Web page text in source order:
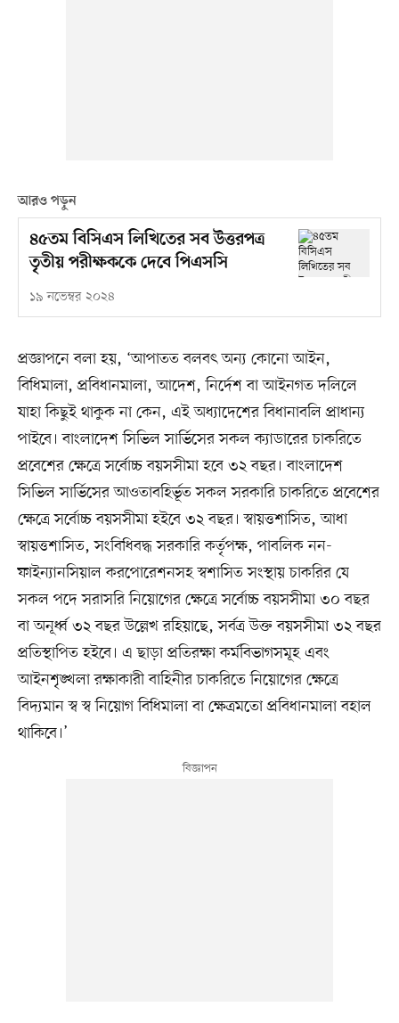
আরও পড়ুন
৪৫তম বিসিএস লিখিতের সব উত্তরপত্র
তৃতীয় পরীক্ষককে দেবে পিএসসি
১৯ নভেম্বর ২০২৪
প্রজ্ঞাপনে বলা হয়, ‘আপাতত বলবৎ অন্য কোনো আইন,
বিধিমালা, প্রবিধানমালা, আদেশ, নির্দেশ বা আইনগত দলিলে
যাহা কিছুই থাকুক না কেন, এই অধ্যাদেশের বিধানাবলি প্রাধান্য
পাইবে। বাংলাদেশ সিভিল সার্ভিসের সকল ক্যাডারের চাকরিতে
প্রবেশের ক্ষেত্রে সর্বোচ্চ বয়সসীমা হবে ৩২ বছর। বাংলাদেশ
সিভিল সার্ভিসের আওতাবহির্ভূত সকল সরকারি চাকরিতে প্রবেশের
ক্ষেত্রে সর্বোচ্চ বয়সসীমা হইবে ৩২ বছর। স্বায়ত্তশাসিত, আধা
স্বায়ত্তশাসিত, সংবিধিবদ্ধ সরকারি কর্তৃপক্ষ, পাবলিক নন-
ফাইন্যানসিয়াল করপোরেশনসহ স্বশাসিত সংস্থায় চাকরির যে
সকল পদে সরাসরি নিয়োগের ক্ষেত্রে সর্বোচ্চ বয়সসীমা ৩০ বছর
বা অনূর্ধ্ব ৩২ বছর উল্লেখ রহিয়াছে, সর্বত্র উক্ত বয়সসীমা ৩২ বছর
প্রতিস্থাপিত হইবে। এ ছাড়া প্রতিরক্ষা কর্মবিভাগসমূহ এবং
আইনশৃঙ্খলা রক্ষাকারী বাহিনীর চাকরিতে নিয়োগের ক্ষেত্রে
বিদ্যমান স্ব স্ব নিয়োগ বিধিমালা বা ক্ষেত্রমতো প্রবিধানমালা বহাল
থাকিবে।’